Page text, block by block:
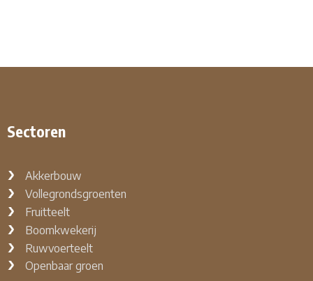
Sectoren
Akkerbouw
Vollegrondsgroenten
Fruitteelt
Boomkwekerij
Ruwvoerteelt
Openbaar groen